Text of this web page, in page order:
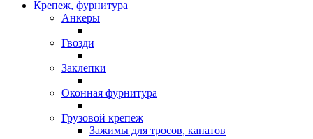
Крепеж, фурнитура
Анкеры
Гвозди
Заклепки
Оконная фурнитура
Грузовой крепеж
Зажимы для тросов, канатов